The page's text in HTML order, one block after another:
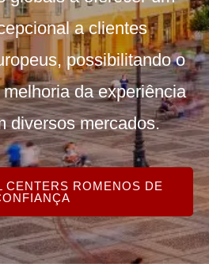
a clientes
possibilitando o
da experiência
diversos mercados.
CENTERS ROMENOS DE